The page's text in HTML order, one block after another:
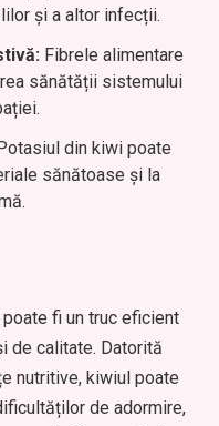
și a altor infecții.
Fibrele alimentare
sănătății sistemului
din kiwi poate
sănătoase și la
fi un truc eficient
de calitate. Datorită
nutritive, kiwiul poate
de adormire,